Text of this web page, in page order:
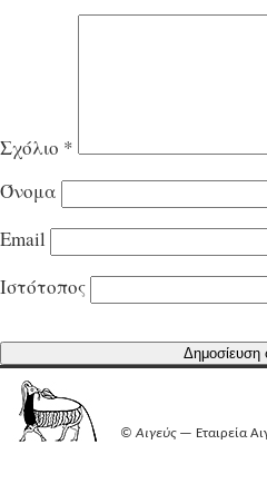
Σχόλιο *
Όνομα
Email
Ιστότοπος
©Αιγεύς— Εταιρεία